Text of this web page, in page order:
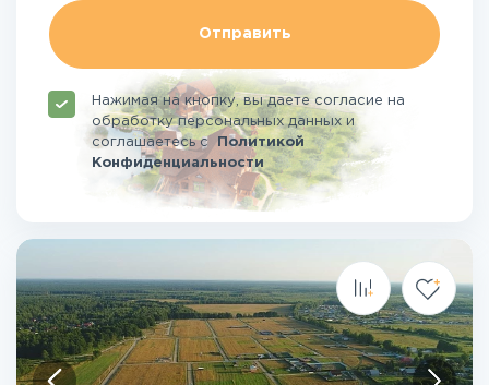
Отправить
Нажимая на кнопку, вы даете согласие на
обработку персональных данных и
соглашаетесьсПолитикой
Конфиденциальности